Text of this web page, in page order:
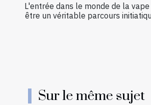
L'entrée dans le monde de la
être un véritable parcours
Sur le même sujet